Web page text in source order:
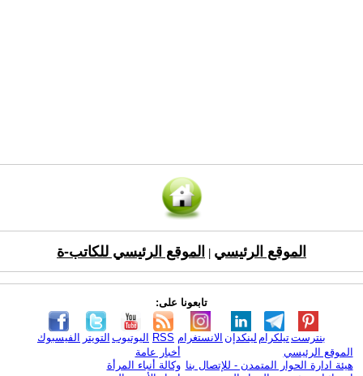
الموقع الرئيسي الموقع الرئيسي للكاتب-ة
تابعونا على:
الفيسبوك التويتر اليوتيوب RSS الانستغرام لينكدإن تيلكرامبنترست
الموقع الرئيسي
هيئة ادارة الحوار المتمدن - للإتصال بنا
أخبار عامة
وكالة أنباء المرأة